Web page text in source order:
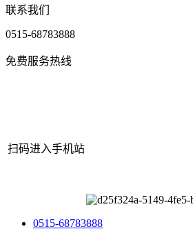
联系我们
0515-68783888
免费服务热线
扫码进入手机站
0515-68783888